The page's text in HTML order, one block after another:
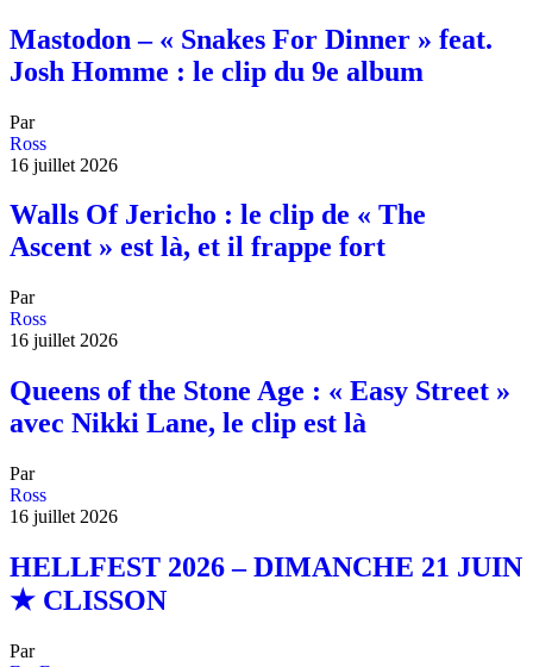
Mastodon – « Snakes For Dinner » feat.
Josh Homme : le clip du 9e album
Par
Ross
16 juillet 2026
Walls Of Jericho : le clip de « The
Ascent » est là, et il frappe fort
Par
Ross
16 juillet 2026
Queens of the Stone Age : « Easy Street »
avec Nikki Lane, le clip est là
Par
Ross
16 juillet 2026
HELLFEST 2026 – DIMANCHE 21 JUIN
★ CLISSON
Par